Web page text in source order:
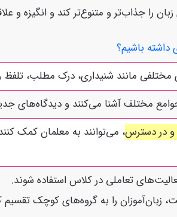
را جذاب‌تر و متنوع‌تر کند و انگیزه و
باشیم؟
مانند شنیداری، درک مطلب، تلفظ
مختلف آشنا می‌کنند و دیدگاه‌های
و در دسترس، می‌توانند به معلمان کمک
تعاملی در کلاس استفاده شوند.
را به گروه‌های کوچک تقسیم